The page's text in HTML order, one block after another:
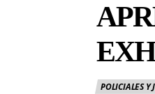
POLICIALES Y